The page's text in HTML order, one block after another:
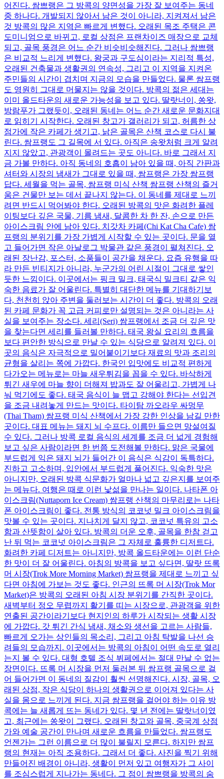
어진다. 쌈쁘랭은 그 방콕의 양면성을 가장 잘 보여주는 동네
중 하나다. 개발되지 않아서 남은 것이 아니라, 지켜져서 남은
것 방콕의 많은 지역은 빠르게 변했다. 오래된 목조 주택은 콘
도미니엄으로 바뀌고, 로컬 상점은 프랜차이즈 매장으로 교체
되고, 골목 풍경은 어느 순간 비슷비슷해진다. 그러나 쌈쁘랭
은 비교적 느리게 변했다. 왕궁과 구도심이라는 지리적 특성,
오래된 건축물과 생활권의 연속성, 그리고 이 지역을 지켜온
주민들의 시간이 겹치며 지금의 모습을 만들었다. 물론 쌈프랭
도 영원히 그대로 머물지는 않을 것이다. 방콕의 젊은 세대는
이미 올드타운의 새로운 가능성을 보고 있다. 딸랏너이, 쏭왓,
방람푸가 그랬듯이, 오래된 동네는 어느 순간 새로운 문화지대
로 읽히기 시작한다. 오래된 창고가 갤러리가 되고, 허름한 상
점가에 작은 카페가 생기고, 낡은 골목은 산책 코스로 다시 불
린다. 쌈프랭도 그 길목에 서 있다. 아직은 송왓처럼 크게 알려
지지 않았고, 관광객이 몰려드는 곳도 아니다. 바로 그래서 지
금 가볼 만하다. 아직 동네의 호흡이 남아 있을 때, 아직 간판과
셔터와 시장의 냄새가 그대로 있을 때, 쌈프랭은 가장 쌈프랭
답다. 세월을 먹는 골목, 쌈프랭 미식 산책 쌈프랭 산책의 즐거
움은 건물만 보는 데서 끝나지 않는다. 이 동네를 제대로 느끼
려면 반드시 먹어봐야 한다. 오래된 방콕의 맛은 화려한 플레
이팅보다 깊은 국물, 기름 냄새, 달콤한 차 한 잔, 손으로 만든
아이스크림 안에 남아 있다. 치갓차 카페(Chi Kat Cha Cafe) 쌈
프랭의 분위기를 가장 가볍게 시작할 수 있는 곳이다. 문을 열
고 들어가면 작은 아날로그 박물관 같은 풍경이 펼쳐진다. 오
래된 장난감, 포스터, 소품들이 공간을 채운다. 요즘 유행을 따
라 만든 빈티지가 아니라, 누군가의 어린 시절이 그대로 쌓인
듯한 느낌이다. 이곳에서는 핑크 밀크, 태국식 밀크티 같은 익
숙한 음료가 잘 어울린다. 특별히 대단한 메뉴를 기대하기보
다, 천천히 앉아 주변을 둘러보는 시간이 더 좋다. 방콕의 오래
된 카페 문화가 꼭 고급 커피로만 설명되는 것은 아니라는 사
실을 보여주는 장소다. 세리(Seri) 쌈프랭에서 조금 더 깊은 맛
을 찾는다면 세리를 들러볼 만하다. 태국 왕실 요리의 흐름을
보다 편안한 방식으로 만날 수 있는 식당으로 알려져 있다. 이
곳의 음식은 자극적으로 밀어붙이기보다 재료의 맛과 조리의
균형을 살리는 쪽에 가깝다. 한국인 입맛에도 비교적 편하게
다가오는 메뉴로는 마늘 새우튀김을 꼽을 수 있다. 바삭하게
튀긴 새우에 마늘 향이 더해져 밥과도 잘 어울리고, 가볍게 나
눠 먹기에도 좋다. 태국 음식이 늘 맵고 강해야 한다는 선입견
을 조금 내려놓게 만드는 맛이다. 타이탐 까오라우 싸멍무
(Thai Tham) 쌈프랭 미식 산책에서 가장 강한 인상을 남길 만한
곳이다. 대표 메뉴는 돼지 뇌 수프다. 이름만 들으면 망설여질
수 있다. 그러나 방콕 로컬 음식의 세계를 조금 더 넓게 경험해
보고 싶은 사람이라면 한 번쯤 도전해볼 만하다. 맑은 국물에
부드럽게 익은 돼지 뇌가 들어간 이 음식은 식감이 독특하다.
진하고 고소하며, 입안에서 부드럽게 풀어진다. 익숙한 맛은
아니지만, 오래된 방콕 식문화가 얼마나 넓고 깊은지를 보여주
는 메뉴다. 여행은 때로 이런 낯섦을 만나는 일이다. 나타폰 아
이스크림(Nuttaporn Ice Cream) 쌈프랭 산책의 마무리로는 나타
폰 아이스크림이 좋다. 전통 방식의 코코넛 밀크 아이스크림을
맛볼 수 있는 곳이다. 지나치게 달지 않고, 코코넛 특유의 고소
함과 산뜻함이 살아 있다. 방콕의 더운 오후, 골목을 한참 걷고
난 뒤 먹는 코코넛 아이스크림은 그 자체로 훌륭한 디저트다.
화려한 카페 디저트는 아니지만, 방콕 올드타운에는 이런 단순
한 맛이 더 잘 어울린다. 아침의 방콕을 보고 싶다면, 딸랏 뜨록
머 시장(Trok More Morning Market) 쌈프랭을 제대로 느끼고 싶
다면 아침에 가보는 것도 좋다. 인근의 뜨록 머 시장(Trok Mor
Market)은 방콕의 오래된 아침 시장 분위기를 간직한 곳이다.
새벽부터 정오 무렵까지 활기를 띠는 시장으로, 관광객을 위한
연출된 공간이라기보다 현지인의 하루가 시작되는 생활 시장
에 가깝다. 갓 튀긴 간식 냄새, 채소와 생선을 고르는 사람들,
빠르게 오가는 상인들의 목소리, 그리고 아침 탁발을 나선 승
려들의 모습까지. 이곳에서는 방콕의 아침이 어떤 속도로 열리
는지 볼 수 있다. 대형 호텔 조식 뷔페에서는 절대 만날 수 없는
장면이다. 뜨록 머 시장을 먼저 둘러본 뒤 쌈프랭 골목으로 걸
어 들어가면 이 동네의 질감이 훨씬 선명해진다. 시장, 골목, 오
래된 상점, 작은 식당이 하나의 생활권으로 이어져 있다는 사
실을 몸으로 느끼게 된다. 지금 쌈프랭을 걸어야 하는 이유 방
콕에는 늘 새롭게 뜨는 동네가 있다. 몇 년 전에는 딸랏너이였
고, 최근에는 쏭왓이 그랬다. 오래된 창고와 골목, 중국계 상점
가와 예술 공간이 만나며 새로운 흐름을 만들었다. 쌈프랭도
언젠가는 그런 이름으로 더 많이 불릴지 모른다. 하지만 쌈프
랭의 현재는 아직 조용하다. 그래서 더 좋다. 사진을 찍기 위해
만들어진 배경이 아니라, 생활이 먼저 있고 여행자가 그 사이
를 조심스럽게 지나가는 동네다. 그 점이 쌈쁘랭을 방콕의 숨